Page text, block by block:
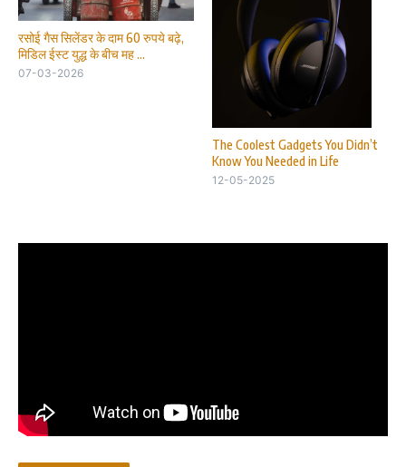
रसोई गैस सिलेंडर के दाम 60 रुपये बढ़े,
मिडिल ईस्ट युद्ध के बीच मह ...
07-03-2026
The Coolest Gadgets You Didn’t
Know You Needed in Life
12-05-2025